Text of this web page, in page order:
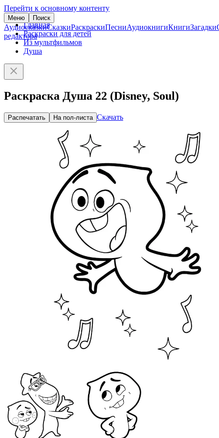
Перейти к основному контенту
Меню Поиск
АудиосказкиСказкиРаскраскиПесниАудиокнигиКнигиЗагадки
редактора
Главная
Раскраски для детей
Из мультфильмов
Душа
Раскраска Душа 22 (Disney, Soul)
Распечатать На пол-листа Скачать